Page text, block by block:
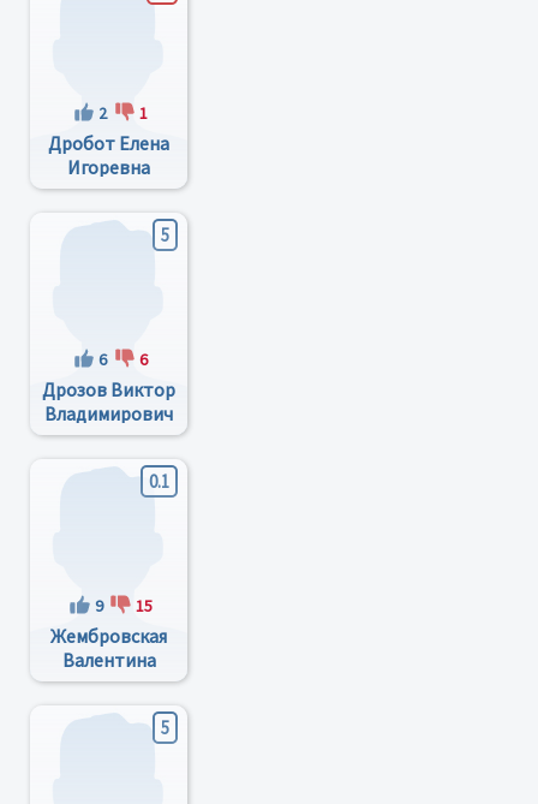
2 1
Дробот Елена
Игоревна
5
6 6
Дрозов Виктор
Владимирович
0.1
9 15
Жембровская
Валентина
Михайловна
5